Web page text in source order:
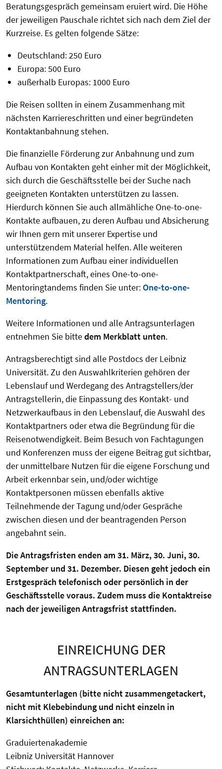
Beratungsgespräch gemeinsam eruiert wird. Die Höhe
der jeweiligen Pauschale richtet sich nach dem Ziel der
Kurzreise. Es gelten folgende Sätze:
Deutschland: 250 Euro
Europa: 500 Euro
außerhalb Europas: 1000 Euro
Die Reisen sollten in einem Zusammenhang mit
nächsten Karriereschritten und einer begründeten
Kontaktanbahnung stehen.
Die finanzielle Förderung zur Anbahnung und zum
Aufbau von Kontakten geht einher mit der Möglichkeit,
sich durch die Geschäftsstelle bei der Suche nach
geeigneten Kontakten unterstützen zu lassen.
Hierdurch können Sie auch allmähliche One-to-one-
Kontakte aufbauen, zu deren Aufbau und Absicherung
wir Ihnen gern mit unserer Expertise und
unterstützendem Material helfen. Alle weiteren
Informationen zum Aufbau einer individuellen
Kontaktpartnerschaft, eines One-to-one-
Mentoringtandems finden Sie unter: One-to-one-
Mentoring.
Weitere Informationen und alle Antragsunterlagen
entnehmen Sie bittedem Merkblatt unten.
Antragsberechtigt sind alle Postdocs der Leibniz
Universität. Zu den Auswahlkriterien gehören der
Lebenslauf und Werdegang des Antragstellers/der
Antragstellerin, die Einpassung des Kontakt- und
Netzwerkaufbaus in den Lebenslauf, die Auswahl des
Kontaktpartners oder etwa die Begründung für die
Reisenotwendigkeit. Beim Besuch von Fachtagungen
und Konferenzen muss der eigene Beitrag gut sichtbar,
der unmittelbare Nutzen für die eigene Forschung und
Arbeit erkennbar sein, und/oder wichtige
Kontaktpersonen müssen ebenfalls aktive
Teilnehmende der Tagung und/oder Gespräche
zwischen diesen und der beantragenden Person
angebahnt sein.
Die Antragsfristen enden am 31. März, 30. Juni, 30.
September und 31. Dezember. Diesen geht jedoch ein
Erstgespräch telefonisch oder persönlich in der
Geschäftsstelle voraus. Zudem muss die Kontaktreise
nach der jeweiligen Antragsfrist stattfinden.
EINREICHUNG DER
ANTRAGSUNTERLAGEN
Gesamtunterlagen (bitte nicht zusammengetackert,
nicht mit Klebebindung und nicht einzeln in
Klarsichthüllen) einreichen an:
Graduiertenakademie
Leibniz Universität Hannover